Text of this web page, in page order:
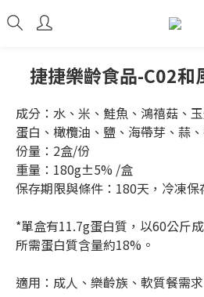
捷捷樂齡食品-C02和
成分：水、米、鮭魚、鴻禧菇、
蛋白、橄欖油、鹽、海帶芽、蒜
份量：2盒/份
重量：180g±5% /盒
保存期限與條件：180天，冷凍
*單盒有11.7g蛋白質，以60公斤
所需蛋白質含量約18%。
適用：成人、樂齡族、軟質餐需